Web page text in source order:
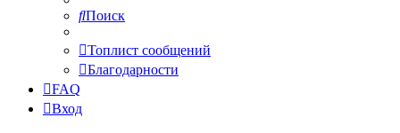
Поиск
Топлист сообщений
Благодарности
FAQ
Вход